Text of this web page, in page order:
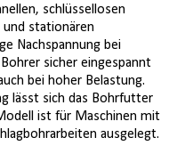
schlüssellosen
und stationären
Nachspannung bei
sicher eingespannt
bei hoher Belastung.
lässt sich das Bohrfutter
ist für Maschinen mit
ausgelegt.